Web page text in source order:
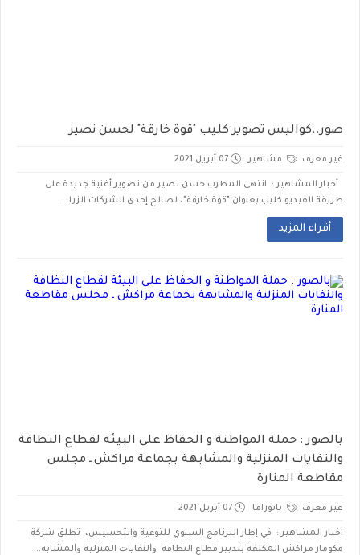
صور..كواليس تصوير كليب "قوة خارقة" لحسن نصير
غير معرف مشاهير 07 أبريل 2021
أخبار المشاهير : انتهى المطرب حسن نصير من تصوير أغنية جديدة على
طريقة الفيديو كليب بعنوان "قوة خارقة"، لصالح إحدى الشركات الزرا...
أقراء المزيد
بالصور : حملة المواطنة و الحفاظ على البيئة لقطاع النظافة
والنفايات المنزلية والمشابهة بجماعة مراكش ـ مجلس
مقاطعة المنارة
غير معرف بانوراما 07 أبريل 2021
أخبار المشاهير : في إطار البرنامج السنوي للتوعية والتحسيس، تطلق شركة
مكومار مراكش المكلفة بتدبير قطاع النظافة ﻭﺍﻟﻨﻔﺎﻳﺎﺕ المنزلية ﻭﺍلمشابه...